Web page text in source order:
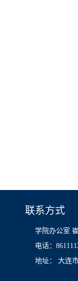
联系方式
学院办公室
电话：
地址： 大连